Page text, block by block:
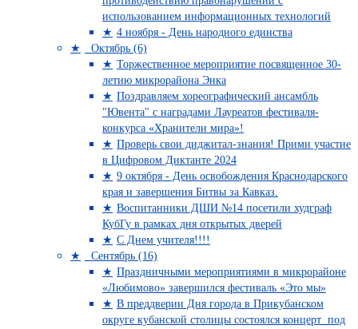
использованием информационных технологий
4 ноября - День народного единства
Октябрь (6)
Торжественное мероприятие посвященное 30-
летию микрорайона Энка
Поздравляем хореографический ансамбль
"Ювента" с наградами Лауреатов фестиваля-
конкурса «Хранители мира»!
Проверь свои диджитал-знания! Прими участие
в Цифровом Диктанте 2024
9 октября - День освобождения Краснодарского
края и завершения Битвы за Кавказ.
Воспитанники ДШИ №14 посетили худграф
КубГу в рамках дня открытых дверей
С Днем учителя!!!!
Сентябрь (16)
Праздничными мероприятиями в микрорайоне
«Любимово» завершился фестиваль «Это мы»
В преддверии Дня города в Прикубанском
округе кубанской столицы состоялся концерт под